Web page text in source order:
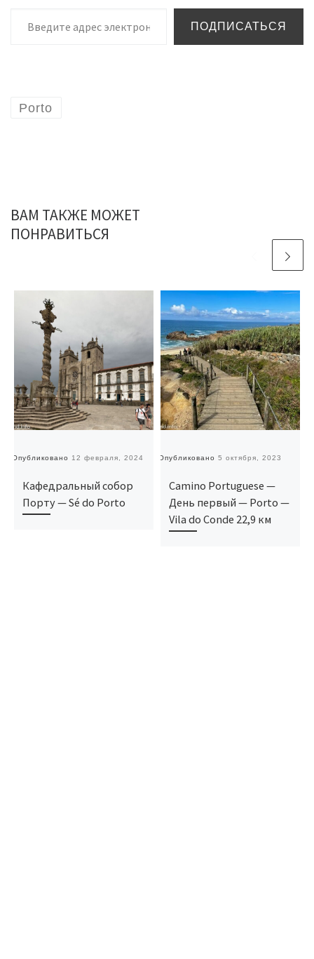
Введите адрес электронной почты…
ПОДПИСАТЬСЯ
Porto
ВАМ ТАКЖЕ МОЖЕТ
ПОНРАВИТЬСЯ
Опубликовано 12 февраля, 2024
Кафедральный собор
Порту — Sé do Porto
Опубликовано 5 октября, 2023
Camino Portuguese —
День первый — Porto —
Vila do Conde 22,9 км